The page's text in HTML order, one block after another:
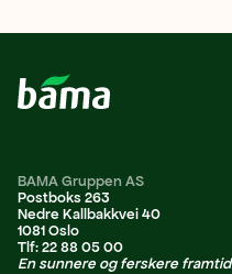
BAMA Gruppen AS
Postboks 263
Nedre Kallbakkvei 40
1081 Oslo
Tlf: 22 88 05 00
En sunnere og ferskere framtid